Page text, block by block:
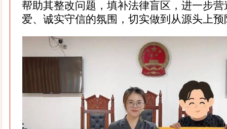
帮助其整改问题，填补法律盲区，进一步
爱、诚实守信的氛围，切实做到从源头上